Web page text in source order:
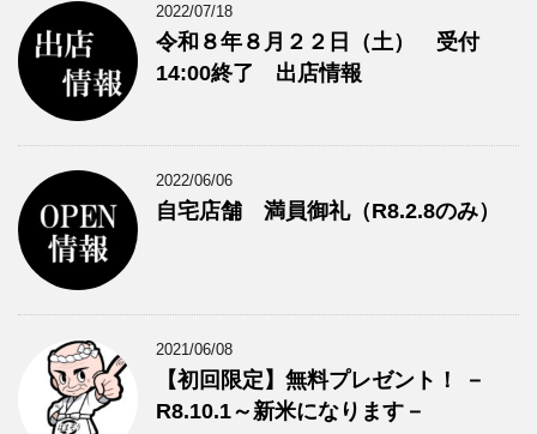
2022/07/18
令和８年８月２２日（土） 受付
14:00終了 出店情報
2022/06/06
自宅店舗 満員御礼（R8.2.8のみ）
2021/06/08
【初回限定】無料プレゼント！ －
R8.10.1～新米になります－